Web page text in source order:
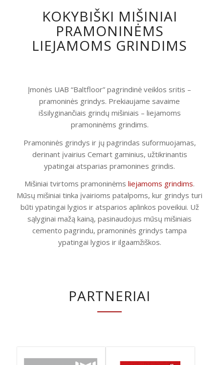
KOKYBIŠKI MIŠINIAI
PRAMONINĖMS
LIEJAMOMS GRINDIMS
Įmonės UAB “Baltfloor” pagrindinė veiklos sritis –
pramoninės grindys. Prekiaujame savaime
išsilyginančiais grindų mišiniais – liejamoms
pramoninėms grindims.
Pramoninės grindys ir jų pagrindas suformuojamas,
derinant įvairius Cemart gaminius, užtikrinantis
ypatingai atsparias pramonines grindis.
Mišiniai tvirtoms pramoninėms liejamoms grindims.
Mūsų mišiniai tinka įvairioms patalpoms, kur grindys turi
būti ypatingai lygios ir atsparios aplinkos poveikiui. Už
sąlyginai mažą kainą, pasinaudojus mūsų mišiniais
cemento pagrindu, pramoninės grindys tampa
ypatingai lygios ir ilgaamžiškos.
PARTNERIAI